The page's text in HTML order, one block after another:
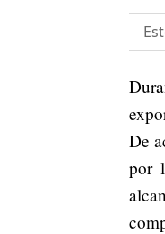
De
por